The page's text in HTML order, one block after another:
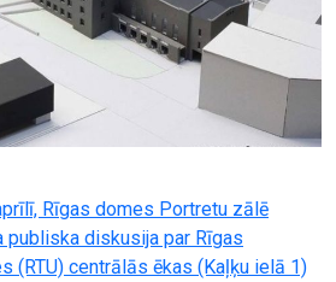
Rīgas domes Portretu zālē
publiska diskusija par Rīgas
(RTU) centrālās ēkas (Kaļķu ielā 1)